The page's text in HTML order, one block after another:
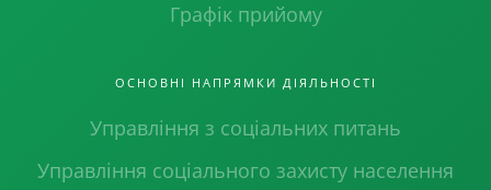
Графік прийому
ОСНОВНІ НАПРЯМКИ ДІЯЛЬНОСТІ
Управління з соціальних питань
Управління соціального захисту населення